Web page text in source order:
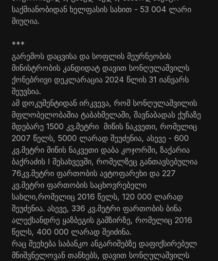
საქმიანობიდან ხელფასის სახით - 53 004 ლარი
მიუღია.
***
გარემოს დაცვისა და სოფლის მეურნეობის
მინისტრობის კანდიდატ დავით სონღულაშვილს
ქონებრივი დეკლარაცია 2024 წლის 31 იანვარს
შეუვსია.
ამ დოკუმენტიდან ირკვევა, რომ სონღულაშვილის
მფლობელობაშია ტაბახმელაში, შავნაბადას ქუჩაზე
მდებარე 1500 კვ.მეტრი მიწის ნაკვეთი, რომელიც
2007 წელს, 5000 ლარად შეუძენია, ასევე - 600
კვ.მეტრი მიწის ნაკვეთი დაბა კოჯორში, ზაქარია
ბაქრაძის I შესახვევში, რომელზეც განთავსებულია
76კვ.მეტრი ფართობის ავტოფარეხი და 227
კვ.მეტრი ფართობის საცხოვრებელი
სახლი,რომელიც 2016 წელს, 120 000 ლარად
შეუძენია. ასევე, 336 კვ.მეტრი ფართობის ბინა
ალექსანდრე ყაზბეგის გამზირზე, რომელიც 2016
წელს, 400 000 ლარად შეიძინა.
რაც შეეხება საბანკო ანგარიშებზე დაფიქსირებულ
მნიშვნელოვან თანხებს, დავით სონღულაშვილს